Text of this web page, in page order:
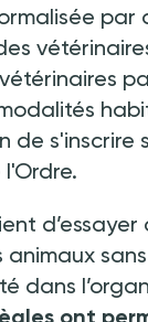
par
s'inscrire
d’essayer
dans
ont